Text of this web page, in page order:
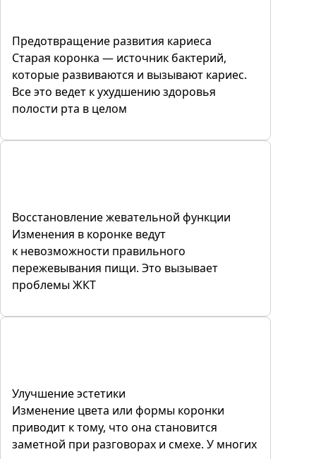
Предотвращение развития кариеса
Старая коронка — источник бактерий,
которые развиваются и вызывают кариес.
Все это ведет к ухудшению здоровья
полости рта в целом
Восстановление жевательной функции
Изменения в коронке ведут
к невозможности правильного
пережевывания пищи. Это вызывает
проблемы ЖКТ
Улучшение эстетики
Изменение цвета или формы коронки
приводит к тому, что она становится
заметной при разговорах и смехе. У многих